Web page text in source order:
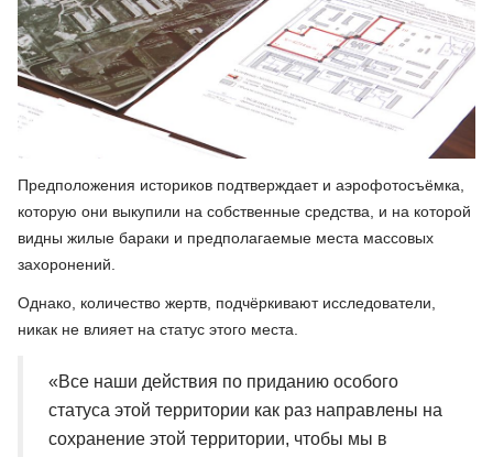
Предположения историков подтверждает и аэрофотосъёмка,
которую они выкупили на собственные средства, и на которой
видны жилые бараки и предполагаемые места массовых
захоронений.
Однако, количество жертв, подчёркивают исследователи,
никак не влияет на статус этого места.
«Все наши действия по приданию особого
статуса этой территории как раз направлены на
сохранение этой территории, чтобы мы в